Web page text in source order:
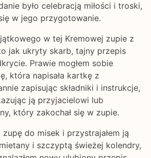
było celebracją miłości i troski,
w jego przygotowanie.
w tej Kremowej zupie z
jak ukryty skarb, tajny przepis
Prawie mogłem sobie
która napisała kartkę z
zapisując składniki i instrukcje,
ją przyjacielowi lub
który zakochał się w zupie.
zupę do misek i przystrajałem ją
i szczyptą świeżej kolendry,